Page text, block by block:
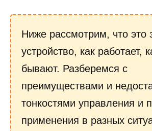
Ниже рассмотрим, что это
устройство, как работает,
бывают. Разберемся с
преимуществами и
тонкостями управления и
применения в разных